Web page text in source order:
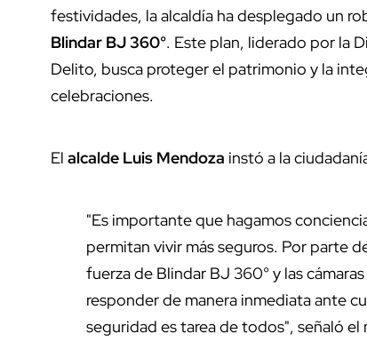
festividades, la alcaldía ha desplegado un
Blindar BJ 360°. Este plan, liderado por la
Delito, busca proteger el patrimonio y la
celebraciones.
El alcalde Luis Mendoza instó a la
"Es importante que hagamos
permitan vivir más seguros. Por parte
fuerza de Blindar BJ 360° y las
responder de manera inmediata ante
seguridad es tarea de todos", señaló el